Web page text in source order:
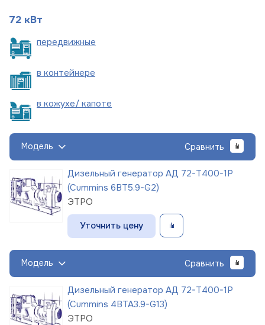
72 кВт
передвижные
в контейнере
в кожухе/ капоте
Модель Сравнить
Дизельный генератор АД 72-Т400-1Р
(Cummins 6BT5.9-G2)
ЭТРО
Уточнить цену
Модель Сравнить
Дизельный генератор АД 72-Т400-1Р
(Cummins 4BTA3.9-G13)
ЭТРО